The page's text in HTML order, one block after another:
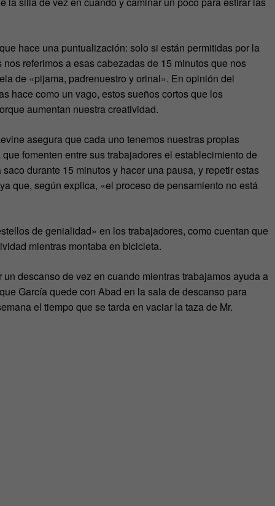
hace una puntualización: solo si están permitidas por la
referimos a esas cabezadas de 15 minutos que nos
de «pijama, padrenuestro y orinal». En opinión del
hace como un vago, estos sueños cortos que los
aumentan nuestra creatividad.
asegura que cada uno tenemos nuestras propias
fomenten entre sus trabajadores el establecimiento de
durante 15 minutos y hacer una pausa, y repetir estas
que, según explica, «el proceso de pensamiento no está
de genialidad» en los trabajadores, como cuentan que
mientras montaba en bicicleta.
descanso de vez en cuando mientras trabajamos ayuda a
García quede con Abad en la sala de descanso para
el tiempo que se tarda en vaciar la taza de Mr.